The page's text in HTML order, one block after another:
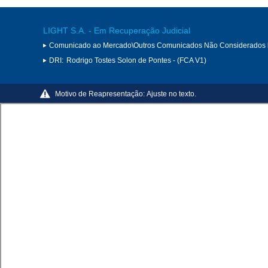
LIGHT S.A. - Em Recuperação Judicial
Comunicado ao Mercado\Outros Comunicados Não Considerados
DRI: Rodrigo Tostes Solon de Pontes - (FCA V1)
Motivo de Reapresentação: Ajuste no texto.